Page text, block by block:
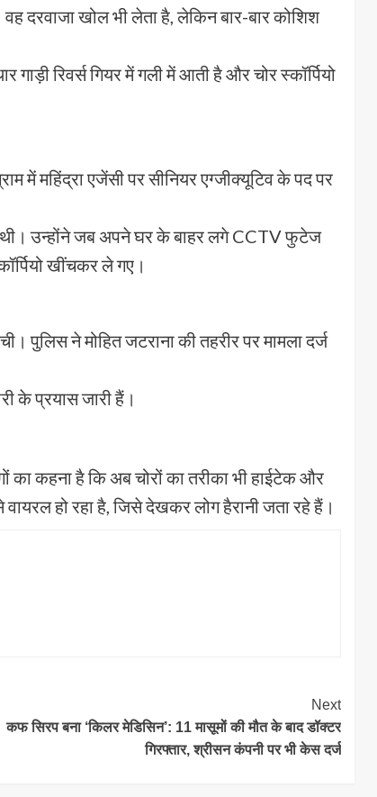
दरवाजा खोल भी लेता है, लेकिन बार-बार कोशिश
रिवर्स गियर में गली में आती है और चोर स्कॉर्पियो
में महिंद्रा एजेंसी पर सीनियर एग्जीक्यूटिव के पद पर
थी। उन्होंने जब अपने घर के बाहर लगे CCTV फुटेज
खींचकर ले गए।
पुलिस ने मोहित जटराना की तहरीर पर मामला दर्ज
के प्रयास जारी हैं।
का कहना है कि अब चोरों का तरीका भी हाईटेक और
हो रहा है, जिसे देखकर लोग हैरानी जता रहे हैं।
Next
कफ सिरप बना ‘किलर मेडिसिन’: 11 मासूमों की मौत के बाद डॉक्टर
गिरफ्तार, श्रीसन कंपनी पर भी केस दर्ज